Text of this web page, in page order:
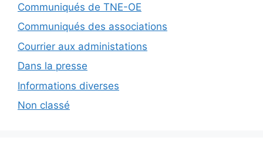
Communiqués de TNE-OE
Communiqués des associations
Courrier aux administations
Dans la presse
Informations diverses
Non classé